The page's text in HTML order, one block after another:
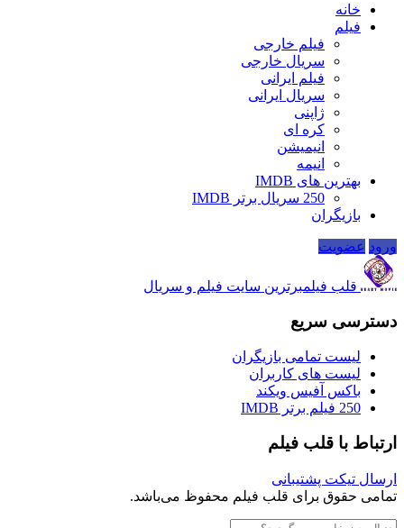
خانه
فیلم
فیلم خارجی
سریال خارجی
فیلم ایرانی
سریال ایرانی
ژاپنی
کره ای
انیمیشن
انیمه
بهترین های IMDB
250 سریال برتر IMDB
بازیگران
ورود عضویت
قلب فیلمبرترین سایت فیلم و سریال
دسترسی سریع
لیست تمامی بازیگران
لیست های کاربران
باکس آفیس ویکند
250 فیلم برتر IMDB
ارتباط با قلب فیلم
ارسال تیکت پشتیبانی
تمامی حقوق برای قلب فیلم محفوظ می‌باشد.